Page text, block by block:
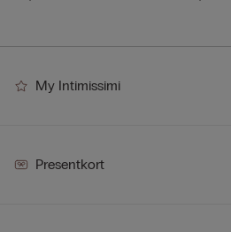
My Intimissimi
Presentkort